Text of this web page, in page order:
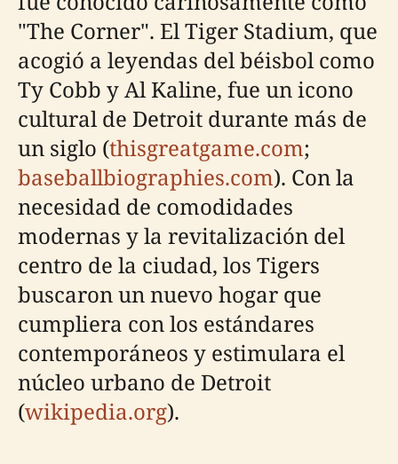
"The Corner". El Tiger Stadium, que
acogió a leyendas del béisbol como
Ty Cobb y Al Kaline, fue un icono
cultural de Detroit durante más de
un siglo (thisgreatgame.com;
baseballbiographies.com). Con la
necesidad de comodidades
modernas y la revitalización del
centro de la ciudad, los Tigers
buscaron un nuevo hogar que
cumpliera con los estándares
contemporáneos y estimulara el
núcleo urbano de Detroit
(wikipedia.org).